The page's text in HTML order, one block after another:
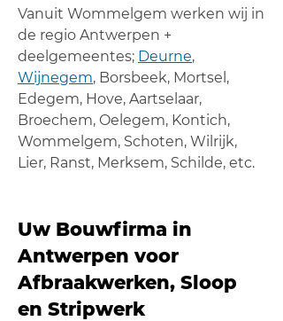
Vanuit Wommelgem werken wij in
de regio Antwerpen +
deelgemeentes; Deurne,
Wijnegem, Borsbeek, Mortsel,
Edegem, Hove, Aartselaar,
Broechem, Oelegem, Kontich,
Wommelgem, Schoten, Wilrijk,
Lier, Ranst, Merksem, Schilde, etc.
Uw Bouwfirma in
Antwerpen voor
Afbraakwerken, Sloop
en Stripwerk